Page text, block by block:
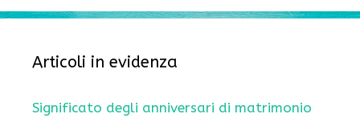
Articoli in evidenza
Significato degli anniversari di matrimonio